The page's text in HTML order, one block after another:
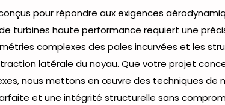
pour répondre aux exigences
turbines haute performance requiert une
complexes des pales incurvées et les
latérale du noyau. Que votre projet
nous mettons en œuvre des techniques de
et une intégrité structurelle sans